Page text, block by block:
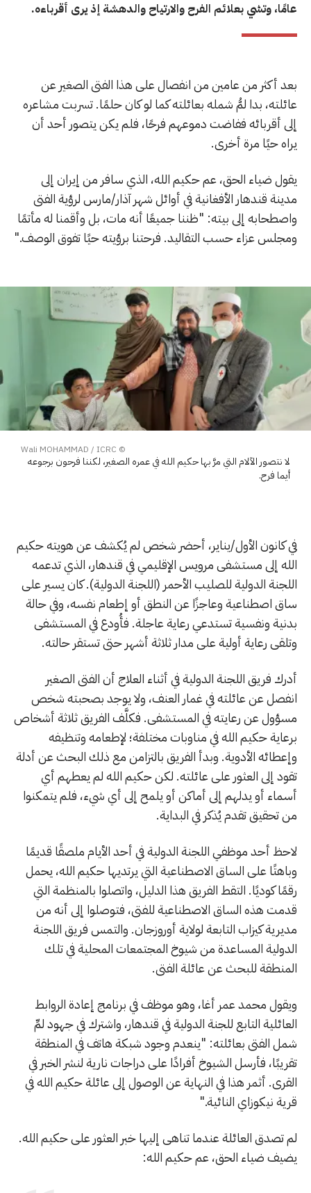
عامًا، وتشي بعلائم الفرح والارتياح والدهشة إذ يرى أقرباءه.
بعد أكثر من عامين من انفصال على هذا الفتى الصغير عن
عائلته، بدا لمُّ شمله بعائلته كما لو كان حلمًا. تسربت مشاعره
إلى أقربائه ففاضت دموعهم فرحًا، فلم يكن يتصور أحد أن
يراه حيًا مرة أخرى.
يقول ضياء الحق، عم حكيم الله، الذي سافر من إيران إلى
مدينة قندهار الأفغانية في أوائل شهر آذار/مارس لرؤية الفتى
واصطحابه إلى بيته: "ظننا جميعًا أنه مات، بل وأقمنا له مأتمًا
ومجلس عزاء حسب التقاليد. فرحتنا برؤيته حيًا تفوق الوصف."
© Wali MOHAMMAD / ICRC
لا نتصور الآلام التي مرَّ بها حكيم الله في عمره الصغير، لكننا فرحون برجوعه
أيما فرح.
في كانون الأول/يناير، أحضر شخص لم يُكشف عن هويته حكيم
الله إلى مستشفى مرويس الإقليمي في قندهار، الذي تدعمه
اللجنة الدولية للصليب الأحمر (اللجنة الدولية). كان يسير على
ساق اصطناعية وعاجزًا عن النطق أو إطعام نفسه، وفي حالة
بدنية ونفسية تستدعي رعاية عاجلة. فأُودع في المستشفى
وتلقى رعاية أولية على مدار ثلاثة أشهر حتى تستقر حالته.
أدرك فريق اللجنة الدولية في أثناء العلاج أن الفتى الصغير
انفصل عن عائلته في غمار العنف، ولا يوجد بصحبته شخص
مسؤول عن رعايته في المستشفى. فكلَّف الفريق ثلاثة أشخاص
برعاية حكيم الله في مناوبات مختلفة؛ لإطعامه وتنظيفه
وإعطائه الأدوية. وبدأ الفريق بالتزامن مع ذلك البحث عن أدلة
تقود إلى العثور على عائلته. لكن حكيم الله لم يعطهم أي
أسماء أو يدلهم إلى أماكن أو يلمح إلى أي شيء، فلم يتمكنوا
من تحقيق تقدم يُذكر في البداية.
لاحظ أحد موظفي اللجنة الدولية في أحد الأيام ملصقًا قديمًا
وباهتًا على الساق الاصطناعية التي يرتديها حكيم الله، يحمل
رقمًا كوديًا. التقط الفريق هذا الدليل، واتصلوا بالمنظمة التي
قدمت هذه الساق الاصطناعية للفتى، فتوصلوا إلى أنه من
مديرية كيزاب التابعة لولاية أوروزجان. والتمس فريق اللجنة
الدولية المساعدة من شيوخ المجتمعات المحلية في تلك
المنطقة للبحث عن عائلة الفتى.
ويقول محمد عمر أغا، وهو موظف في برنامج إعادة الروابط
العائلية التابع للجنة الدولية في قندهار، واشترك في جهود لمِّ
شمل الفتى بعائلته: "ينعدم وجود شبكة هاتف في المنطقة
تقريبًا، فأرسل الشيوخ أفرادًا على دراجات نارية لنشر الخبر في
القرى. أثمر هذا في النهاية عن الوصول إلى عائلة حكيم الله في
قرية نيكوزاي النائية."
لم تصدق العائلة عندما تناهى إليها خبر العثور على حكيم الله.
يضيف ضياء الحق، عم حكيم الله: